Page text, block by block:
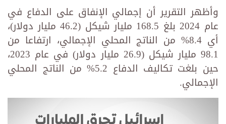
وأظهر التقرير أن إجمالي الإنفاق على الدفاع في
عام 2024 بلغ 168.5 مليار شيكل (46.2 مليار دولار)،
أي 8.4% من الناتج المحلي الإجمالي، ارتفاعا من
98.1 مليار شيكل (26.9 مليار دولار) في عام 2023،
حين بلغت تكاليف الدفاع 5.2% من الناتج المحلي
الإجمالي.